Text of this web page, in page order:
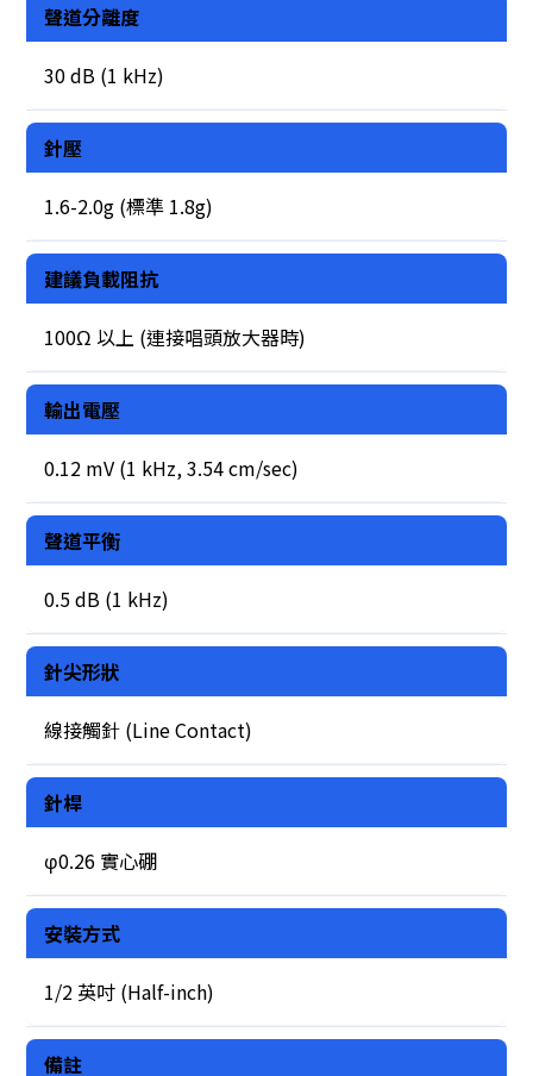
聲道分離度
30 dB (1 kHz)
針壓
1.6-2.0g (標準 1.8g)
建議負載阻抗
100Ω 以上 (連接唱頭放大器時)
輸出電壓
0.12 mV (1 kHz, 3.54 cm/sec)
聲道平衡
0.5 dB (1 kHz)
針尖形狀
線接觸針 (Line Contact)
針桿
φ0.26 實心硼
安裝方式
1/2 英吋 (Half-inch)
備註